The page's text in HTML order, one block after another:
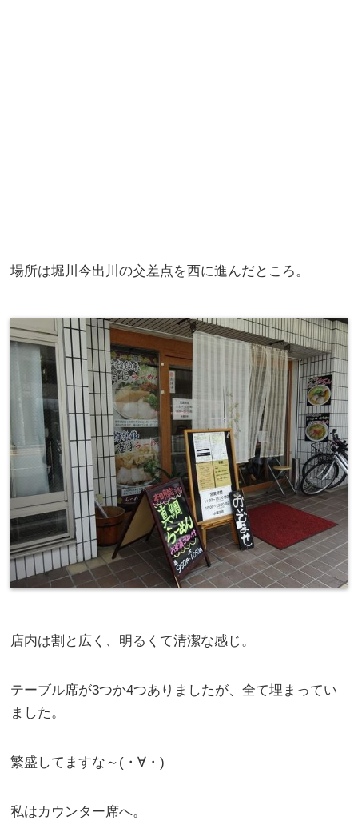
場所は堀川今出川の交差点を西に進んだところ。
店内は割と広く、明るくて清潔な感じ。
テーブル席が3つか4つありましたが、全て埋まってい
ました。
繁盛してますな～(・∀・)
私はカウンター席へ。